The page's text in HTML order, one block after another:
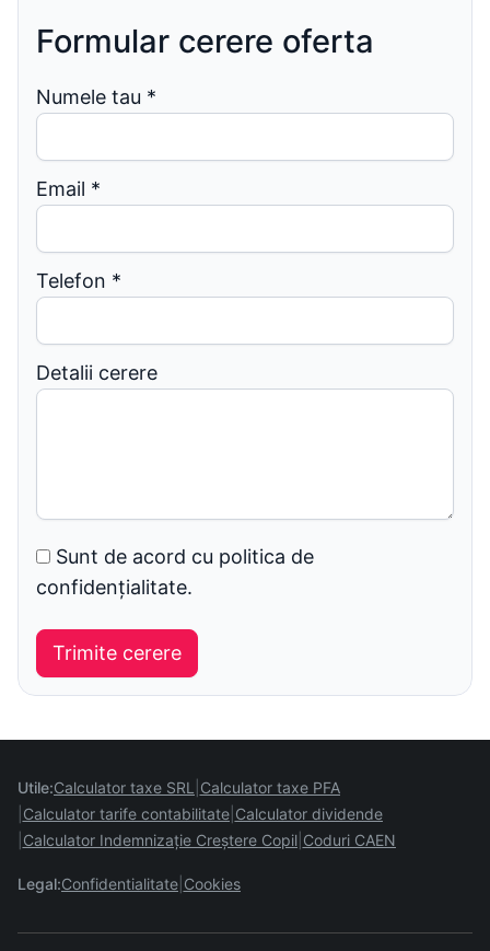
Formular cerere oferta
Numele tau *
Email *
Telefon *
Detalii cerere
Sunt de acord cu politica de
confidențialitate.
Utile:Calculator taxe SRL
Calculator taxe PFA
Calculator tarife contabilitate Calculator dividende
Calculator Indemnizație Creștere Copil Coduri CAEN
Legal:Confidentialitate Cookies